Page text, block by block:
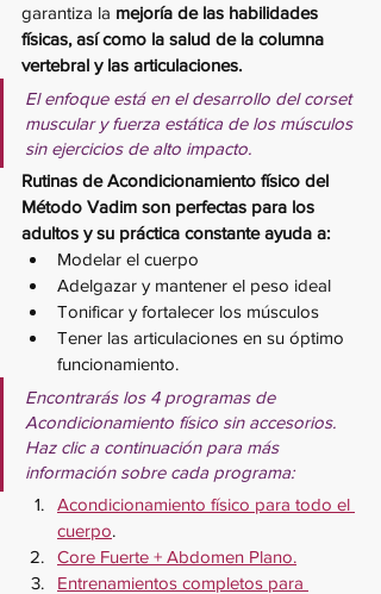
garantiza la mejoría de las habilidades
físicas, así como la salud de la columna
vertebral y las articulaciones.
El enfoque está en el desarrollo del corset
muscular y fuerza estática de los músculos
sin ejercicios de alto impacto.
Rutinas de Acondicionamiento físico del
Método Vadim son perfectas para los
adultos y su práctica constante ayuda a:
Modelar el cuerpo
Adelgazar y mantener el peso ideal
Tonificar y fortalecer los músculos
Tener las articulaciones en su óptimo
funcionamiento.
Encontrarás los 4 programas de
Acondicionamiento físico sin accesorios.
Haz clic a continuación para más
información sobre cada programa:
Acondicionamiento físico para todo el
cuerpo.
Core Fuerte + Abdomen Plano.
Entrenamientos completos para